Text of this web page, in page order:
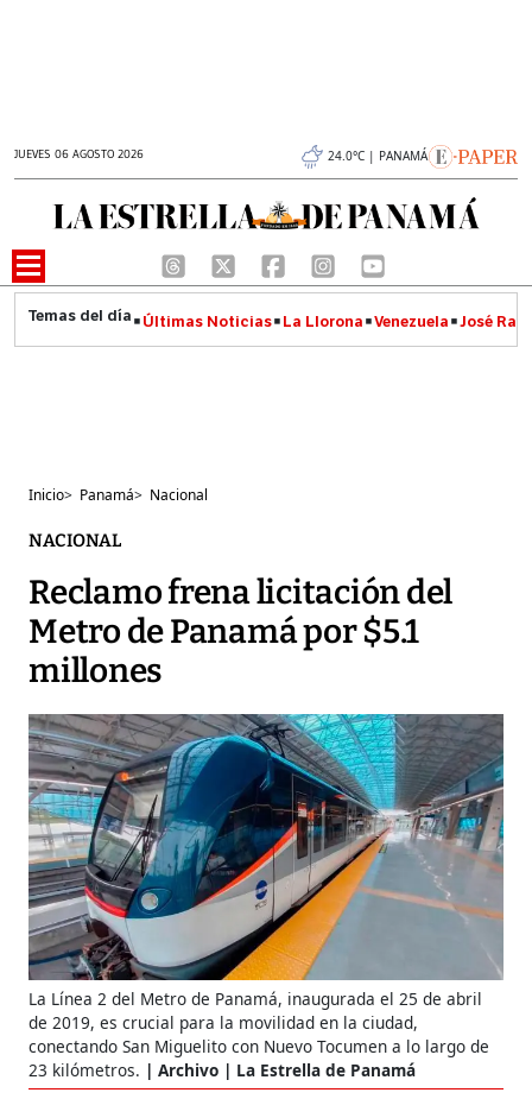
JUEVES 06 AGOSTO 2026 24.0°C | PANAMÁ
Últimas Noticias La Llorona Venezuela José
Inicio> Panamá> Nacional
NACIONAL
Reclamo frena licitación del
Metro de Panamá por $5.1
millones
La Línea 2 del Metro de Panamá, inaugurada el 25 de abril
de 2019, es crucial para la movilidad en la ciudad,
conectando San Miguelito con Nuevo Tocumen a lo largo de
23 kilómetros.
Archivo | La Estrella de Panamá